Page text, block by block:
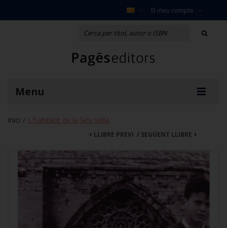
El meu compte
Menu
Inici / L'habitant de la Seu Vella
SEGÜENT LLIBRE
LLIBRE PREVI /